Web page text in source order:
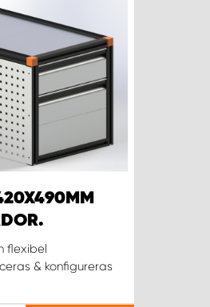
flexibel
& konfigureras